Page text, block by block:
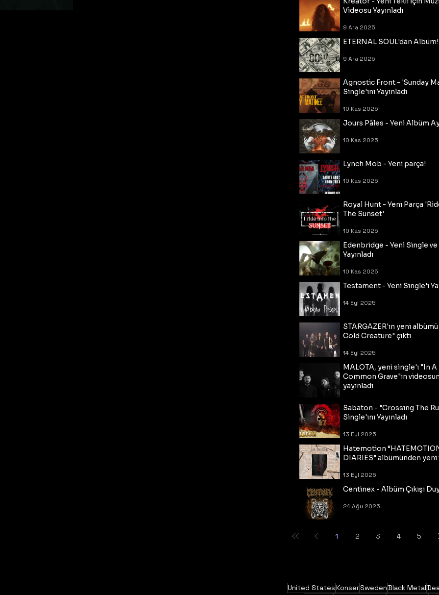
Videosu Yayınladı
9 Ara 2025
ETERNAL SOUL'dan Albüm!
9 Ara 2025
Agnostic Front - 'Sunday
Single'ını Yayınladı
10 Kas 2025
Jours Pâles - Yeni Albüm
10 Kas 2025
Lynch Mob - Yeni parça!
10 Kas 2025
Royal Hunt - Yeni Parça
The Sunset'
10 Kas 2025
Edenbridge - Yeni Single
Yayınladı
10 Kas 2025
Testament - Yeni Single'ı
14 Eyl 2025
STARGAZER'ın yeni
Cold Creature" çıktı
14 Eyl 2025
MALOTA, yeni single'ı "In A
Common Grave"ın
yayınladı
Sabaton - "Crossing The
Single'ını Yayınladı
13 Eyl 2025
Hatemotion
DIARIES” albümünden
13 Eyl 2025
Centinex - Albüm Çıkışı
24 Ağu 2025
1 2 3 4 5
United StatesKonserSwedenBlack Metal